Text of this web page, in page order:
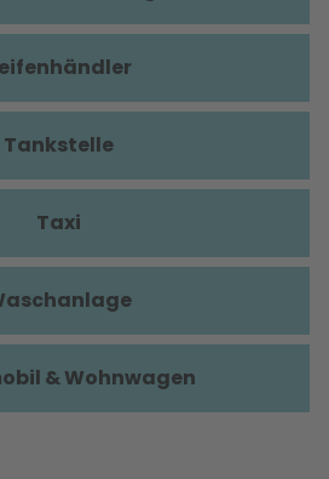
Tankstelle
Taxi
& Wohnwagen